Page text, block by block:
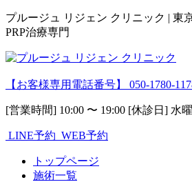
プルージュ リジェン クリニック | 東
PRP治療専門
【お客様専用電話番号】 050-1780-
[営業時間] 10:00 〜 19:00 [休診日] 水
LINE予約 WEB予約
トップページ
施術一覧